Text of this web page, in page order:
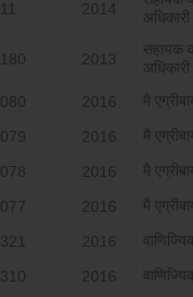
2014
अधिकारी
2013
सहायक
अधिकारी
2016 मै
2016 मै
2016 मै
2016 मै
1321 2016
1310 2016